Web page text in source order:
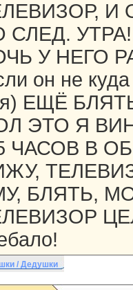
И
СЛЕД.
У НЕГО
он не
ЕЩЁ
ЭТО Я
ЧАСОВ В
БЛЯТЬ,
/ Дедушки